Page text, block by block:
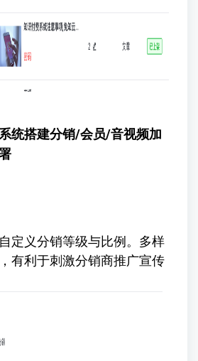
统搭建分销/会员/音视频加
定义分销等级与比例。多样
有利于刺激分销商推广宣传